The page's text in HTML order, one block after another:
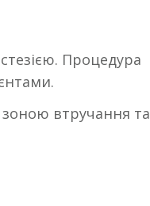
Процедура
зоною втручання та